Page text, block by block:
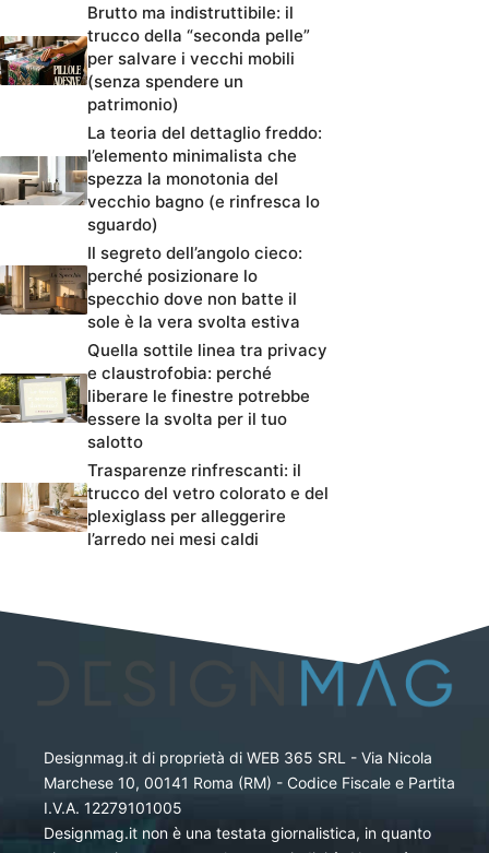
Brutto ma indistruttibile: il
trucco della “seconda pelle”
per salvare i vecchi mobili
(senza spendere un
patrimonio)
La teoria del dettaglio freddo:
l’elemento minimalista che
spezza la monotonia del
vecchio bagno (e rinfresca lo
sguardo)
Il segreto dell’angolo cieco:
perché posizionare lo
specchio dove non batte il
sole è la vera svolta estiva
Quella sottile linea tra privacy
e claustrofobia: perché
liberare le finestre potrebbe
essere la svolta per il tuo
salotto
Trasparenze rinfrescanti: il
trucco del vetro colorato e del
plexiglass per alleggerire
l’arredo nei mesi caldi
Designmag.it di proprietà di WEB 365 SRL - Via Nicola
Marchese 10, 00141 Roma (RM) - Codice Fiscale e Partita
I.V.A. 12279101005
Designmag.it non è una testata giornalistica, in quanto